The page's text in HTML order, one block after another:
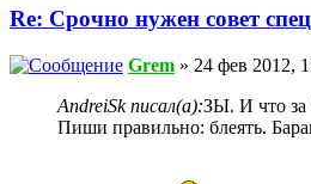
Re: Срочно нужен совет
Grem » 24 фев 2012,
AndreiSk писал(а):ЗЫ. И что за
Пиши правильно: блеять.